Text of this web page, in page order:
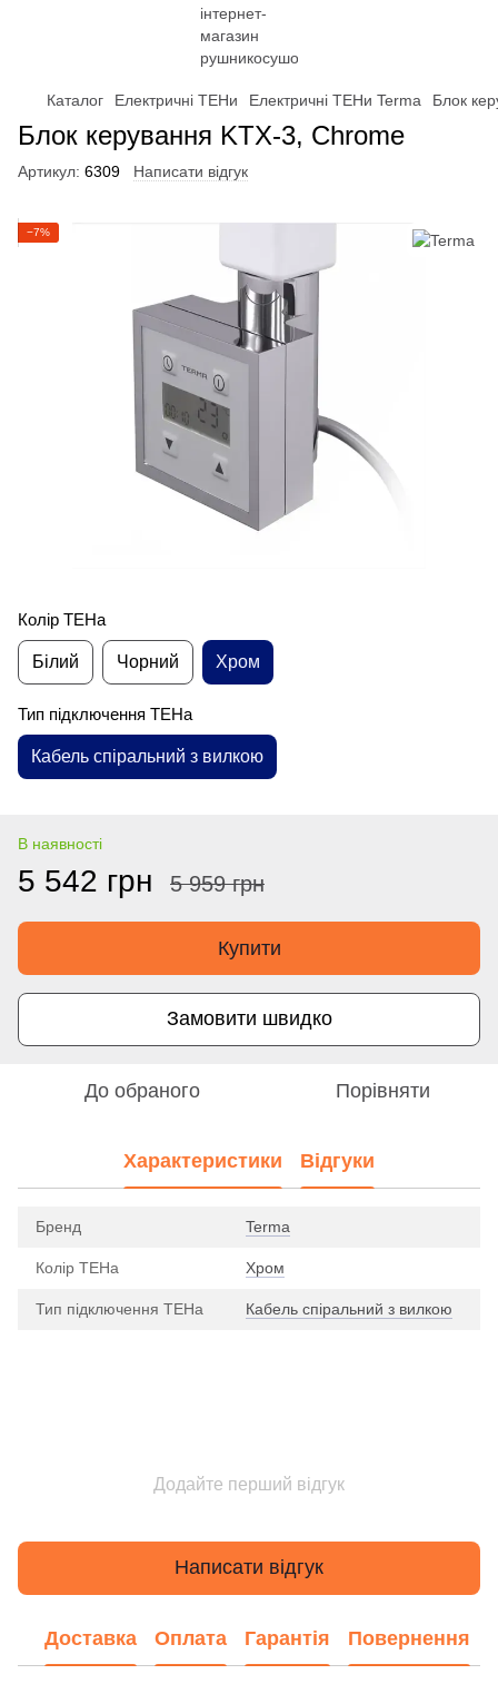
Каталог Електричні ТЕНи Електричні ТЕНи Terma Блок
Блок керування KTX-3, Chrome
Артикул: 6309 Написати відгук
−7%
Колір ТЕНа
Білий Чорний Хром
Тип підключення ТЕНа
Кабель спіральний з вилкою
В наявності
5 542 грн 5 959 грн
Купити
Замовити швидко
До обраного Порівняти
Характеристики Відгуки
Бренд Terma
Колір ТЕНа Хром
Тип підключення ТЕНа Кабель спіральний з вилкою
Додайте перший відгук
Написати відгук
Доставка Оплата Гарантія Повернення